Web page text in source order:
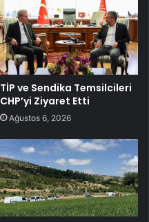
TİP ve Sendika Temsilcileri
CHP’yi Ziyaret Etti
Ağustos 6, 2026